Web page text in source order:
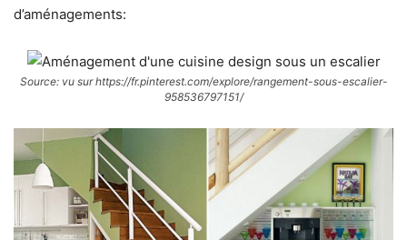
d’aménagements:
Source: vu sur https://fr.pinterest.com/explore/rangement-sous-escalier-
958536797151/